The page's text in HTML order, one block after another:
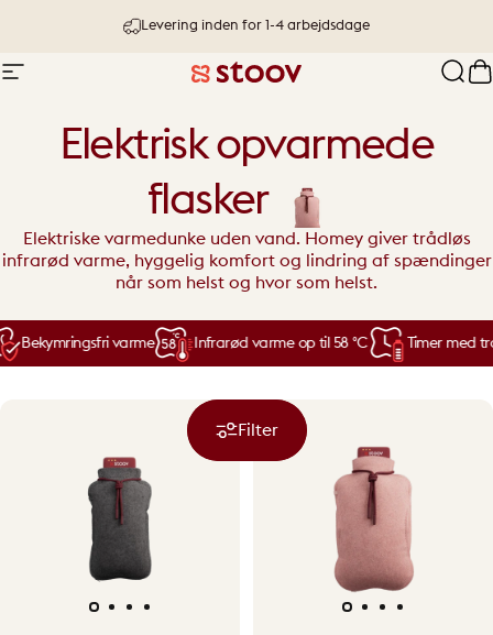
Levering inden for 1-4 arbejdsdage
Navigation Stoov® | Cordless Heated Cushions
fejl
Elektrisk opvarmede
flasker
Elektriske varmedunke uden vand. Homey giver trådløs
infrarød varme, hyggelig komfort og lindring af spændinger
når som helst og hvor som helst.
Bekymringsfri varme Infrarød varme op til 58 °C Timer med
Filter